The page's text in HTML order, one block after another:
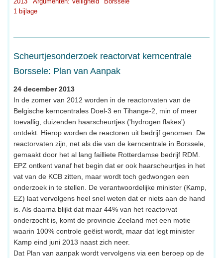
1 bijlage
Scheurtjesonderzoek reactorvat kerncentrale
Borssele: Plan van Aanpak
24 december 2013
In de zomer van 2012 worden in de reactorvaten van de
Belgische kerncentrales Doel-3 en Tihange-2, min of meer
toevallig, duizenden haarscheurtjes ('hydrogen flakes')
ontdekt. Hierop worden de reactoren uit bedrijf genomen. De
reactorvaten zijn, net als die van de kerncentrale in Borssele,
gemaakt door het al lang failliete Rotterdamse bedrijf RDM.
EPZ ontkent vanaf het begin dat er ook haarscheurtjes in het
vat van de KCB zitten, maar wordt toch gedwongen een
onderzoek in te stellen. De verantwoordelijke minister (Kamp,
EZ) laat vervolgens heel snel weten dat er niets aan de hand
is. Als daarna blijkt dat maar 44% van het reactorvat
onderzocht is, komt de provincie Zeeland met een motie
waarin 100% controle geëist wordt, maar dat legt minister
Kamp eind juni 2013 naast zich neer.
Dat Plan van aanpak wordt vervolgens via een beroep op de